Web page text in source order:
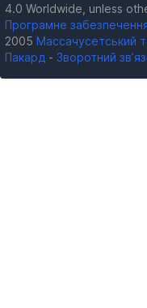
4.0 Worldwide, unless
Програмне
2005 Массачусетський
Пакард - Зворотний